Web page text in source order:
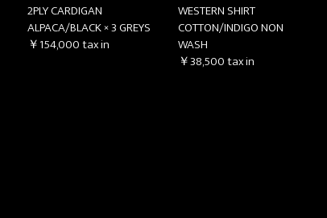
2PLY CARDIGAN
ALPACA/BLACK × 3 GREYS
￥154,000tax in
WESTERN SHIRT
COTTON/INDIGO NON
WASH
￥38,500tax in